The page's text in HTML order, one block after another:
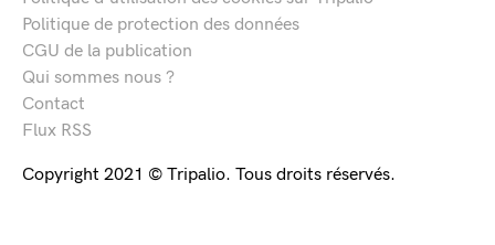
Politique de protection des données
CGU de la publication
Qui sommes nous ?
Contact
Flux RSS
Copyright 2021 © Tripalio. Tous droits réservés.